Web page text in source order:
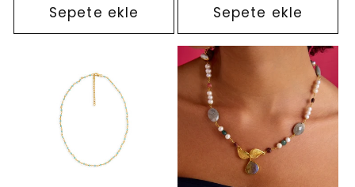
Sepete ekle Sepete ekle